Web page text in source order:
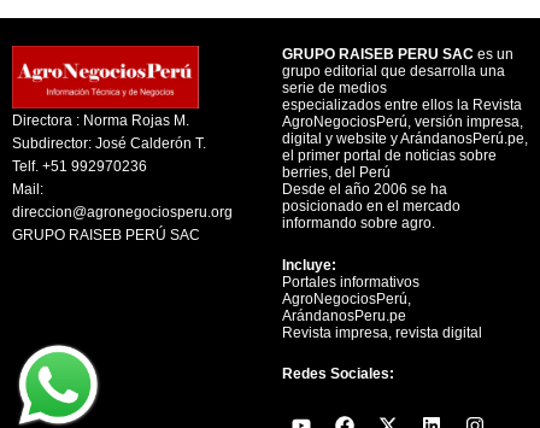
Directora : Norma Rojas M.
Subdirector: José Calderón T.
Telf. +51 992970236
Mail:
direccion@agronegociosperu.org
GRUPO RAISEB PERÚ SAC
GRUPO RAISEB PERU SAC es un
grupo editorial que desarrolla una
serie de medios
especializados entre ellos la Revista
AgroNegociosPerú, versión impresa,
digital y website y ArándanosPerú.pe,
el primer portal de noticias sobre
berries, del Perú
Desde el año 2006 se ha
posicionado en el mercado
informando sobre agro.
Incluye:
Portales informativos
AgroNegociosPerú,
ArándanosPeru.pe
Revista impresa, revista digital
Redes Sociales:
Y
F
X
L
I